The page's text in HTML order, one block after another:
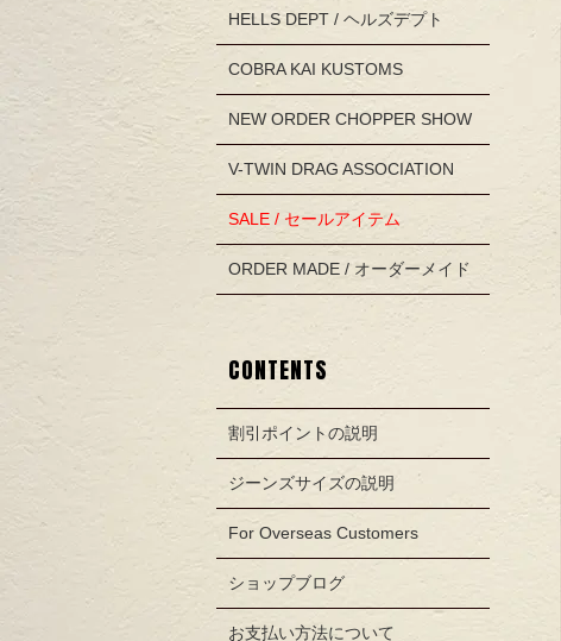
HELLS DEPT / ヘルズデプト
COBRA KAI KUSTOMS
NEW ORDER CHOPPER SHOW
V-TWIN DRAG ASSOCIATION
SALE / セールアイテム
ORDER MADE / オーダーメイド
CONTENTS
割引ポイントの説明
ジーンズサイズの説明
For Overseas Customers
ショップブログ
お支払い方法について